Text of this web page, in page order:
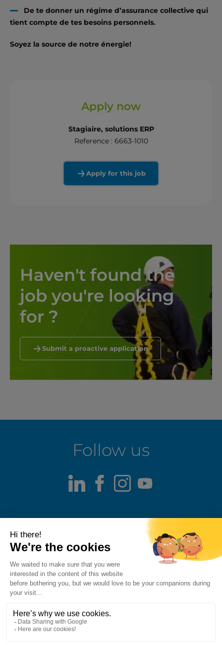
De te donner un régime d’assurance collective qui
tient compte de tes besoins personnels.
Soyez la source de notre énergie!
Apply now
Stagiaire, solutions ERP
Reference : 6663-1010
Apply for this job
Haven't found the
job you're looking
for ?
Submit a proactive application
Follow us
LinkedIn
Facebook
Instagram
Fraud alert